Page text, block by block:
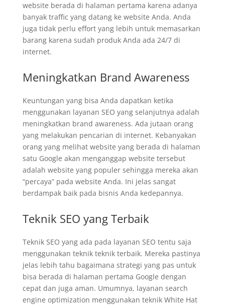
website berada di halaman pertama karena adanya
banyak traffic yang datang ke website Anda. Anda
juga tidak perlu effort yang lebih untuk memasarkan
barang karena sudah produk Anda ada 24/7 di
internet.
Meningkatkan Brand Awareness
Keuntungan yang bisa Anda dapatkan ketika
menggunakan layanan SEO yang selanjutnya adalah
meningkatkan brand awareness. Ada jutaan orang
yang melakukan pencarian di internet. Kebanyakan
orang yang melihat website yang berada di halaman
satu Google akan menganggap website tersebut
adalah website yang populer sehingga mereka akan
“percaya” pada website Anda. Ini jelas sangat
berdampak baik pada bisnis Anda kedepannya.
Teknik SEO yang Terbaik
Teknik SEO yang ada pada layanan SEO tentu saja
menggunakan teknik teknik terbaik. Mereka pastinya
jelas lebih tahu bagaimana strategi yang pas untuk
bisa berada di halaman pertama Google dengan
cepat dan juga aman. Umumnya, layanan search
engine optimization menggunakan teknik White Hat